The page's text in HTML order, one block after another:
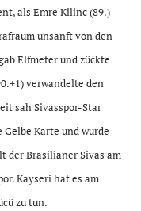
als Emre Kilinc (89.)
unsanft von den
Elfmeter und zückte
verwandelte den
sah Sivasspor-Star
Karte und wurde
der Brasilianer Sivas am
Kayseri hat es am
zu tun.